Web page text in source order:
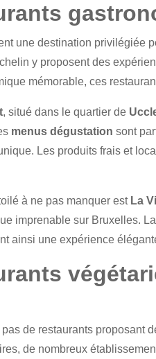
une destination privilégiée
y proposent des
mémorable, ces
, situé dans le quartier de
menus dégustation sont
Les produits frais et
à ne pas manquer est La
imprenable sur Bruxelles.
ainsi une expérience
de restaurants proposant
de nombreux